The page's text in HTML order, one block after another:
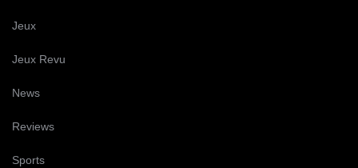
Jeux
Jeux Revu
News
Reviews
Sports